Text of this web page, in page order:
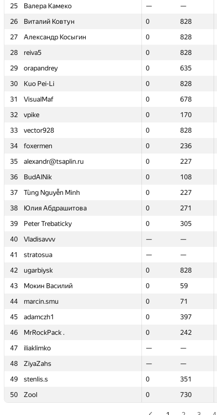
25
Валера Камеко —
—
26
Виталий Ковтун 0
828
27
Александр Косыгин 0
828
28
reiva5 0
828
29
orapandrey 0
635
30
Kuo Pei-Li 0
828
31
VisualMaf 0
678
32
vpike 0
170
33
vector928 0
828
34
foxermen 0
236
35
alexandr@tsaplin.ru 0
227
36
BudAlNik 0
108
37
Tùng Nguyễn Minh 0
227
38
Юлия Абдрашитова 0
271
39
Peter Trebaticky 0
305
40
Vladisavvv —
—
41
stratosua —
—
42
ugarbiysk 0
828
43
Мокин Василий 0
59
44
marcin.smu 0
71
45
adamczh1 0
397
46
MrRockPack . 0
242
47
iliaklimko —
—
48
ZiyaZahs —
—
49
stenlis.s 0
351
50
Zool 0 730
25
Валера Камеко —
—
26
Виталий Ковтун 0
828
27
Александр Косыгин 0
828
28
reiva5 0
828
29
orapandrey 0
635
30
Kuo Pei-Li 0
828
31
VisualMaf 0
678
32
vpike 0
170
33
vector928 0
828
34
foxermen 0
236
35
alexandr@tsaplin.ru 0
227
36
BudAlNik 0
108
37
Tùng Nguyễn Minh 0
227
38
Юлия Абдрашитова 0
271
39
Peter Trebaticky 0
305
40
Vladisavvv —
—
41
stratosua —
—
42
ugarbiysk 0
828
43
Мокин Василий 0
59
44
marcin.smu 0
71
45
adamczh1 0
397
46
MrRockPack . 0
242
47
iliaklimko —
—
48
ZiyaZahs —
—
49
stenlis.s 0
351
50
Zool 0 730